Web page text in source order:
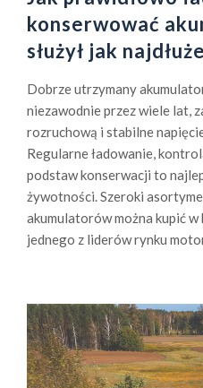
a
d
r
d
z
e
:
D
l
a
c
g
o
r
e
konserwować
służył jak
Dobrze utrzymany
niezawodnie przez wiele lat,
rozruchową i stabilne
Regularne ładowanie,
podstaw konserwacji to
żywotności. Szeroki
akumulatorów można kupić
jednego z liderów rynku